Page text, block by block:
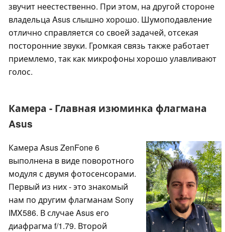
звучит неестественно. При этом, на другой стороне
владельца Asus слышно хорошо. Шумоподавление
отлично справляется со своей задачей, отсекая
посторонние звуки. Громкая связь также работает
приемлемо, так как микрофоны хорошо улавливают
голос.
Камера - Главная изюминка флагмана
Asus
Камера Asus ZenFone 6
выполнена в виде поворотного
модуля с двумя фотосенсорами.
Первый из них - это знакомый
нам по другим флагманам Sony
IMX586. В случае Asus его
диафрагма f/1.79. Второй